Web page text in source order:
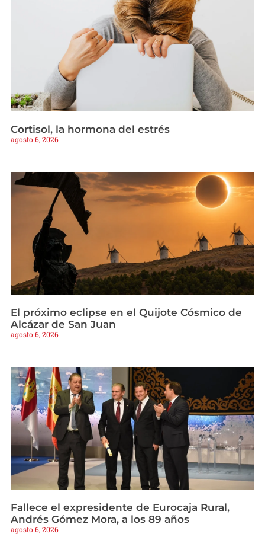
Cortisol, la hormona del estrés
agosto 6, 2026
El próximo eclipse en el Quijote Cósmico de
Alcázar de San Juan
agosto 6, 2026
Fallece el expresidente de Eurocaja Rural,
Andrés Gómez Mora, a los 89 años
agosto 6, 2026